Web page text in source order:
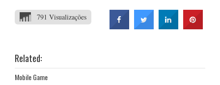
791 Visualizações
Related:
Mobile Game